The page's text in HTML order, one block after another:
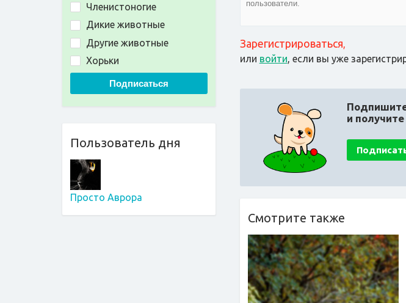
Членистоногие
Дикие животные
Другие животные
Хорьки
Подписаться
Пользователь дня
Просто Аврора
Зарегистрироваться,
или войти, если вы уже
и
Смотрите также